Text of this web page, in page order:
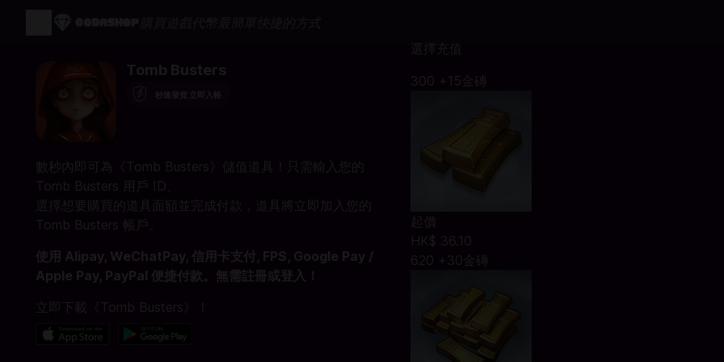
Tomb Busters
數秒內即可為《Tomb Busters》儲值道具！只需輸入您的
Tomb Busters 用戶 ID、
選擇想要購買的道具面額並完成付款，道具將立即加入您的
Tomb Busters 帳戶。
使用 Alipay, WeChatPay, 信用卡支付, FPS, Google Pay /
Apple Pay, PayPal 便捷付款。無需註冊或登入！
立即下載《Tomb Busters》！
選擇充值
300 +15金磚
起價
HK$ 36.10
620 +30金磚